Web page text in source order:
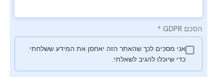
הסכם GDPR *
אני מסכים לכך שהאתר הזה יאחסן את המידע ששלחתי
כדי שיוכלו להגיב לשאלתי.